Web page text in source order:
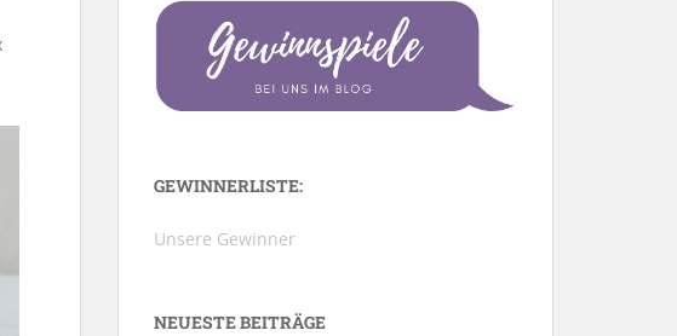
GEWINNERLISTE:
Unsere Gewinner
NEUESTE BEITRÄGE